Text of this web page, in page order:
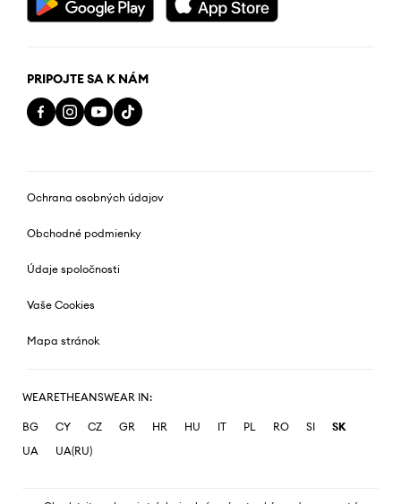
PRIPOJTE SA K NÁM
Ochrana osobných údajov
Obchodné podmienky
Údaje spoločnosti
Vaše Cookies
Mapa stránok
WEARETHEANSWEAR IN:
BG CY CZ GR HR HU IT PL RO SI
SK
UA
UA(RU)